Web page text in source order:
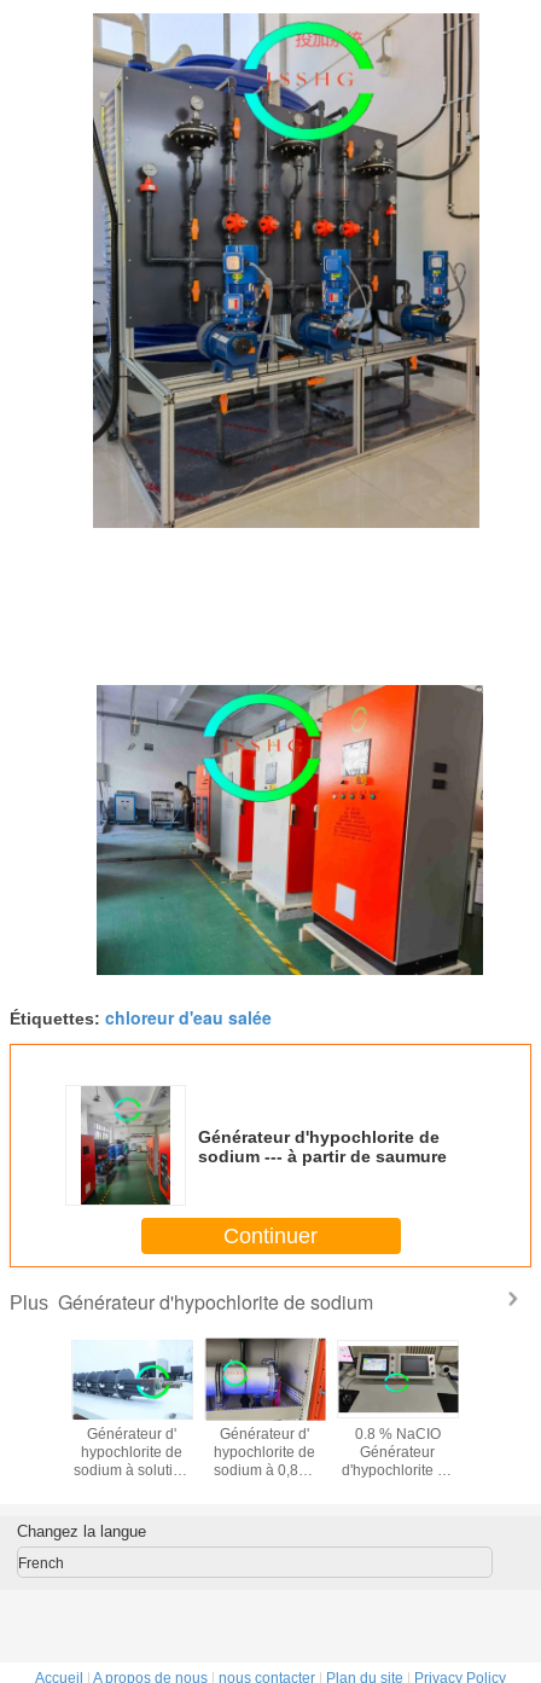
Étiquettes: chloreur d'eau salée
Générateur d'hypochlorite de
sodium --- à partir de saumure
Continuer
Plus Générateur d'hypochlorite de sodium
Générateur d'
hypochlorite de
sodium à solution
Générateur d'
hypochlorite de
sodium à 0,8%,
0.8 % NaCIO
Générateur
d'hypochlorite de
Changez la langue
French
Accueil A propos de nous nous contacter Plan du site Privacy Policy